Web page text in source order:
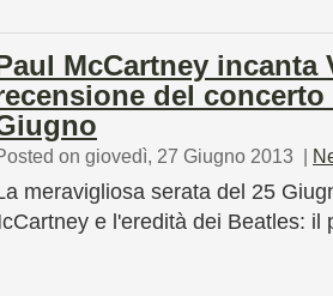
McCartney incanta
del concerto
on giovedì, 27 Giugno 2013 |
meravigliosa serata del 25
e l'eredità dei Beatles: il